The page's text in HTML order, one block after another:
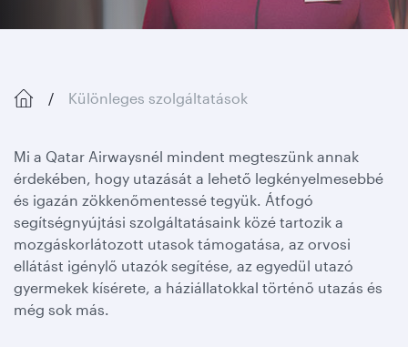
Különleges szolgáltatások
Mi a Qatar Airwaysnél mindent megteszünk annak
érdekében, hogy utazását a lehető legkényelmesebbé
és igazán zökkenőmentessé tegyük. Átfogó
segítségnyújtási szolgáltatásaink közé tartozik a
mozgáskorlátozott utasok támogatása, az orvosi
ellátást igénylő utazók segítése, az egyedül utazó
gyermekek kísérete, a háziállatokkal történő utazás és
még sok más.